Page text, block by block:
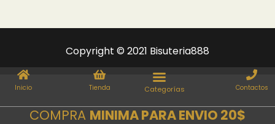
Copyright © 2021 Bisuteria888
Inicio Tienda Contactos
COMPRA MINIMA PARA ENVIO 20$